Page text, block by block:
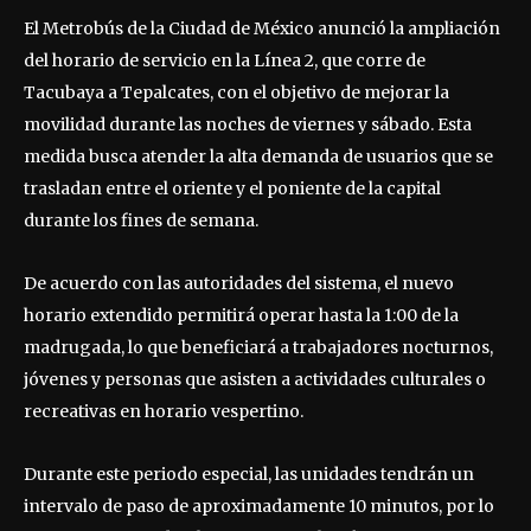
El Metrobús de la Ciudad de México anunció la ampliación
del horario de servicio en la Línea 2, que corre de
Tacubaya a Tepalcates, con el objetivo de mejorar la
movilidad durante las noches de viernes y sábado. Esta
medida busca atender la alta demanda de usuarios que se
trasladan entre el oriente y el poniente de la capital
durante los fines de semana.
De acuerdo con las autoridades del sistema, el nuevo
horario extendido permitirá operar hasta la 1:00 de la
madrugada, lo que beneficiará a trabajadores nocturnos,
jóvenes y personas que asisten a actividades culturales o
recreativas en horario vespertino.
Durante este periodo especial, las unidades tendrán un
intervalo de paso de aproximadamente 10 minutos, por lo